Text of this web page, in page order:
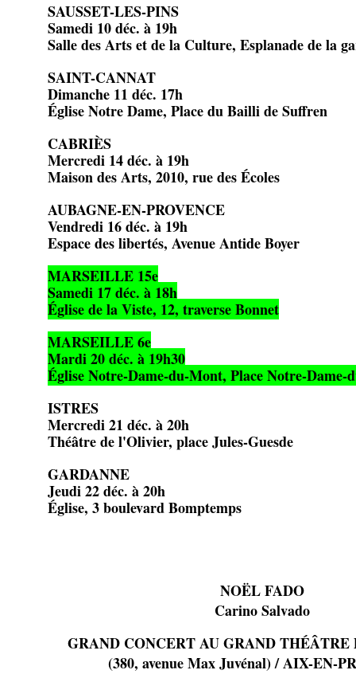
SAUSSET-LES-PINS
Samedi 10 déc. à 19h
Salle des Arts et de la Culture, Esplanade de la
SAINT-CANNAT
Dimanche 11 déc. 17h
Église Notre Dame, Place du Bailli de Suffren
CABRIÈS
Mercredi 14 déc. à 19h
Maison des Arts, 2010, rue des Écoles
AUBAGNE-EN-PROVENCE
Vendredi 16 déc. à 19h
Espace des libertés, Avenue Antide Boyer
MARSEILLE 15e
Samedi 17 déc. à 18h
Église de la Viste, 12, traverse Bonnet
MARSEILLE 6e
Mardi 20 déc. à 19h30
Église Notre-Dame-du-Mont, Place Notre-Dame-
ISTRES
Mercredi 21 déc. à 20h
Théâtre de l'Olivier, place Jules-Guesde
GARDANNE
Jeudi 22 déc. à 20h
Église, 3 boulevard Bomptemps
NOËL FADO
Carino Salvado
GRAND CONCERT AU GRAND THÉÂTRE
(380, avenue Max Juvénal) / AIX-EN-